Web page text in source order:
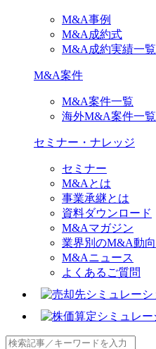
M&A事例
M&A成約式
M&A成約実績一覧
M&A案件
M&A案件一覧
海外M&A案件一覧
セミナー・ナレッジ
セミナー
M&Aとは
事業承継とは
資料ダウンロード
M&Aマガジン
業界別のM&A動向
M&Aニュース
よくあるご質問